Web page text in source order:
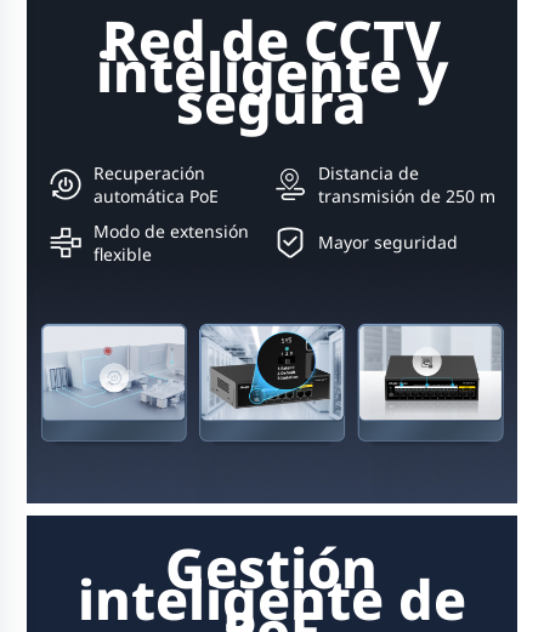
Red de CCTV
inteligente y
segura
Recuperación
automática PoE
Distancia de
transmisión de 250 m
Modo de extensión
flexible
Mayor seguridad
Gestión
inteligente de